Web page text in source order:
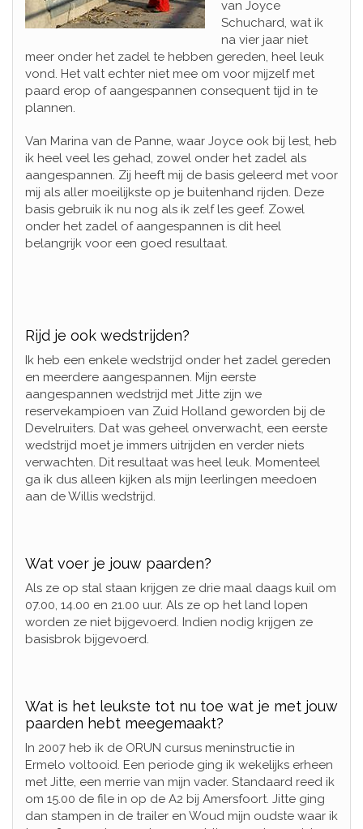
van Joyce
Schuchard, wat ik
na vier jaar niet
meer onder het zadel te hebben gereden, heel leuk
vond. Het valt echter niet mee om voor mijzelf met
paard erop of aangespannen consequent tijd in te
plannen.
Van Marina van de Panne, waar Joyce ook bij lest, heb
ik heel veel les gehad, zowel onder het zadel als
aangespannen. Zij heeft mij de basis geleerd met voor
mij als aller moeilijkste op je buitenhand rijden. Deze
basis gebruik ik nu nog als ik zelf les geef. Zowel
onder het zadel of aangespannen is dit heel
belangrijk voor een goed resultaat.
Rijd je ook wedstrijden?
Ik heb een enkele wedstrijd onder het zadel gereden
en meerdere aangespannen. Mijn eerste
aangespannen wedstrijd met Jitte zijn we
reservekampioen van Zuid Holland geworden bij de
Develruiters. Dat was geheel onverwacht, een eerste
wedstrijd moet je immers uitrijden en verder niets
verwachten. Dit resultaat was heel leuk. Momenteel
ga ik dus alleen kijken als mijn leerlingen meedoen
aan de Willis wedstrijd.
Wat voer je jouw paarden?
Als ze op stal staan krijgen ze drie maal daags kuil om
07.00, 14.00 en 21.00 uur. Als ze op het land lopen
worden ze niet bijgevoerd. Indien nodig krijgen ze
basisbrok bijgevoerd.
Wat is het leukste tot nu toe wat je met jouw
paarden hebt meegemaakt?
In 2007 heb ik de ORUN cursus meninstructie in
Ermelo voltooid. Een periode ging ik wekelijks erheen
met Jitte, een merrie van mijn vader. Standaard reed ik
om 15.00 de file in op de A2 bij Amersfoort. Jitte ging
dan stampen in de trailer en Woud mijn oudste waar ik